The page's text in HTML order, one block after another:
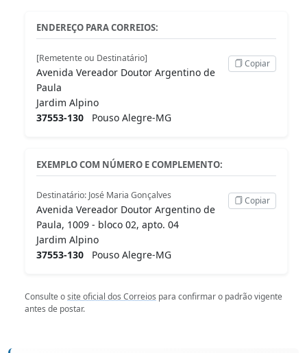
ENDEREÇO PARA CORREIOS:
[Remetente ou Destinatário]
Avenida Vereador Doutor Argentino de
Paula
Jardim Alpino
37553-130 Pouso Alegre-MG
Copiar
EXEMPLO COM NÚMERO E COMPLEMENTO:
Destinatário: José Maria Gonçalves
Avenida Vereador Doutor Argentino de
Paula, 1009 - bloco 02, apto. 04
Jardim Alpino
37553-130 Pouso Alegre-MG
Copiar
Consulte osite oficial dos Correios para confirmar o padrão vigente
antes de postar.